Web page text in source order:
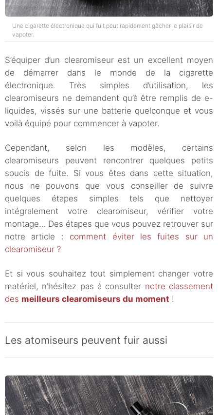
Une cigarette électronique qui fuit peut rapidement gâcher le plaisir de
vapoter.
S’équiper d’un clearomiseur est un excellent moyen
de démarrer dans le monde de la cigarette
électronique. Très simples d’utilisation, les
clearomiseurs ne demandent qu’à être remplis de e-
liquides, vissés sur une batterie quelconque et vous
voilà équipé pour commencer à vapoter.
Cependant, selon les modèles, certains
clearomiseurs peuvent rencontrer quelques petits
soucis de fuite. Si vous êtes dans cette situation,
nous ne pouvons que vous conseiller de suivre
quelques étapes simples tels que nettoyer
intégralement votre clearomiseur, vérifier votre
montage… Des étapes que vous pouvez retrouver sur
notre article : comment éviter les fuites sur un
clearomiseur ?
Et si vous souhaitez tout simplement changer votre
matériel, n’hésitez pas à consulter notre classement
des meilleurs clearomiseurs du moment !
Les atomiseurs peuvent fuir aussi